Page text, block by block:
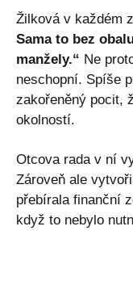
Žilková v každém
Sama to bez
manžely.“ Ne
neschopní. Spíše
zakořeněný pocit,
okolností.
Otcova rada v ní
Zároveň ale
přebírala finanční
když to nebylo